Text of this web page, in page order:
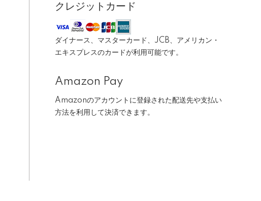
クレジットカード
ダイナース、マスターカード、JCB、アメリカン・
エキスプレスのカードが利用可能です。
Amazon Pay
Amazonのアカウントに登録された配送先や支払い
方法を利用して決済できます。